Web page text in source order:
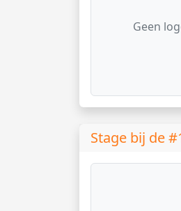
Geen
Stage bij de